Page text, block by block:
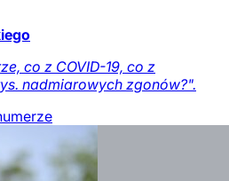
co z COVID-19, co z
nadmiarowych zgonów?".